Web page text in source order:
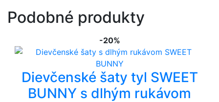
Podobné produkty
-20%
Dievčenské šaty tyl SWEET
BUNNY s dlhým rukávom